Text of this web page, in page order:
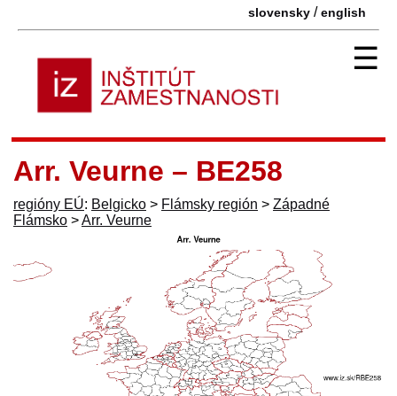
slovensky /english
☰
Arr. Veurne – BE258
regióny EÚ: Belgicko > Flámsky región > Západné
Flámsko >Arr. Veurne